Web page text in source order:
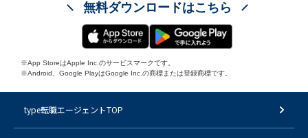
無料ダウンロードはこちら
※App StoreはApple Inc.のサービスマークです。
※Android、Google PlayはGoogle Inc.の商標または登録商標です。
type転職エージェントTOP